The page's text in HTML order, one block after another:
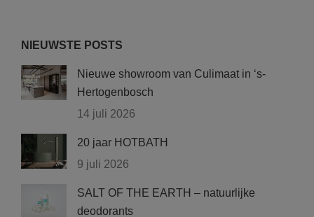
NIEUWSTE POSTS
Nieuwe showroom van Culimaat in ‘s-
Hertogenbosch
14 juli 2026
20 jaar HOTBATH
9 juli 2026
SALT OF THE EARTH – natuurlijke
deodorants